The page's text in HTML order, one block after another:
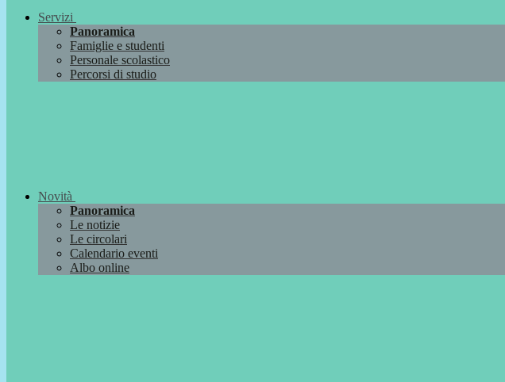
Servizi
Panoramica
Famiglie e studenti
Personale scolastico
Percorsi di studio
Novità
Panoramica
Le notizie
Le circolari
Calendario eventi
Albo online